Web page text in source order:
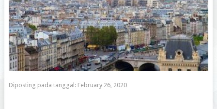
Diposting pada tanggal: February 26, 2020